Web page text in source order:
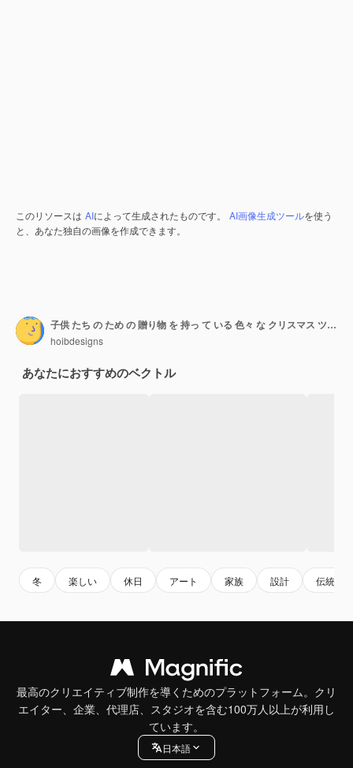
このリソースは AIによって生成されたものです。 AI画像生成ツールを使う
と、あなた独自の画像を作成できます。
子供 たち の ため の 贈り物 を 持っ て いる 色々 な クリスマス ツリー
hoibdesigns
あなたにおすすめのベクトル
冬 楽しい 休日 アート 家族 設計 伝統
最高のクリエイティブ制作を導くためのプラットフォーム。クリ
エイター、企業、代理店、スタジオを含む100万人以上が利用し
ています。
日本語